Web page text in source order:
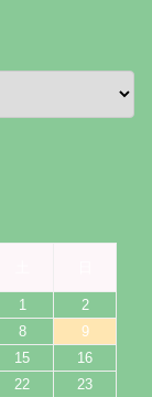
1
2
8
9
15
16
22
23